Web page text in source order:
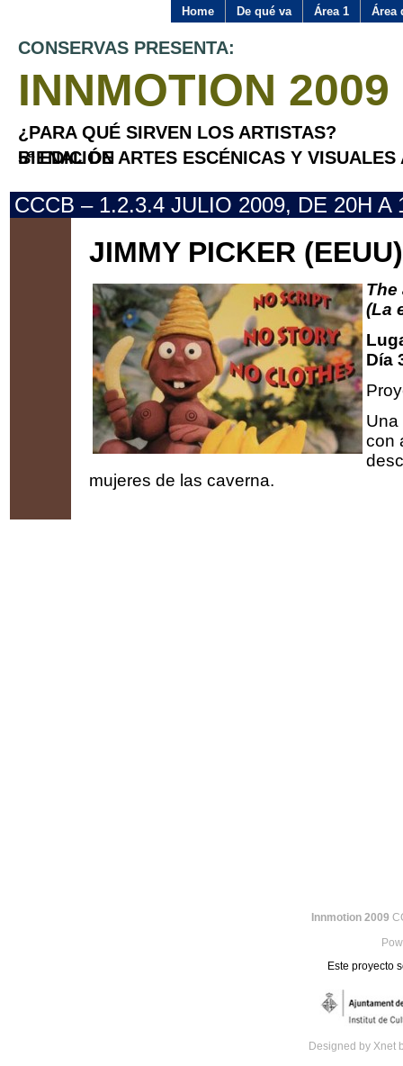
Área
Área 1
De qué va
Home
CONSERVAS PRESENTA:
INNMOTION 2009
¿PARA QUÉ SIRVEN LOS ARTISTAS?
BIENAL DE ARTES ESCÉNICAS Y VISUALES APLICADAS 5ª EDICIÓN
CCCB – 1.2.3.4 JULIO 2009, DE 20H A
JIMMY PICKER (EEUU)
The
(La
Día
Una
con
mujeres de las caverna.
Innmotion 2009
Este proyecto
Designed by Xnet